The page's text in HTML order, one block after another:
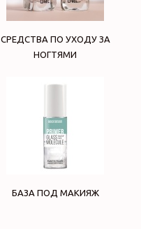
СРЕДСТВА ПО УХОДУ ЗА
НОГТЯМИ
БАЗА ПОД МАКИЯЖ